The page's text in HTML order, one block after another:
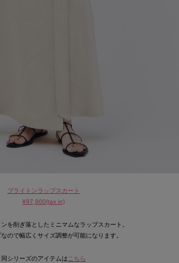
ブライトンラップスカート
¥97,900(tax in)
を削ぎ落としたミニマムなラップスカート。
ので幅広くサイズ調整が可能になります。
同シリーズのアイテムは こちら